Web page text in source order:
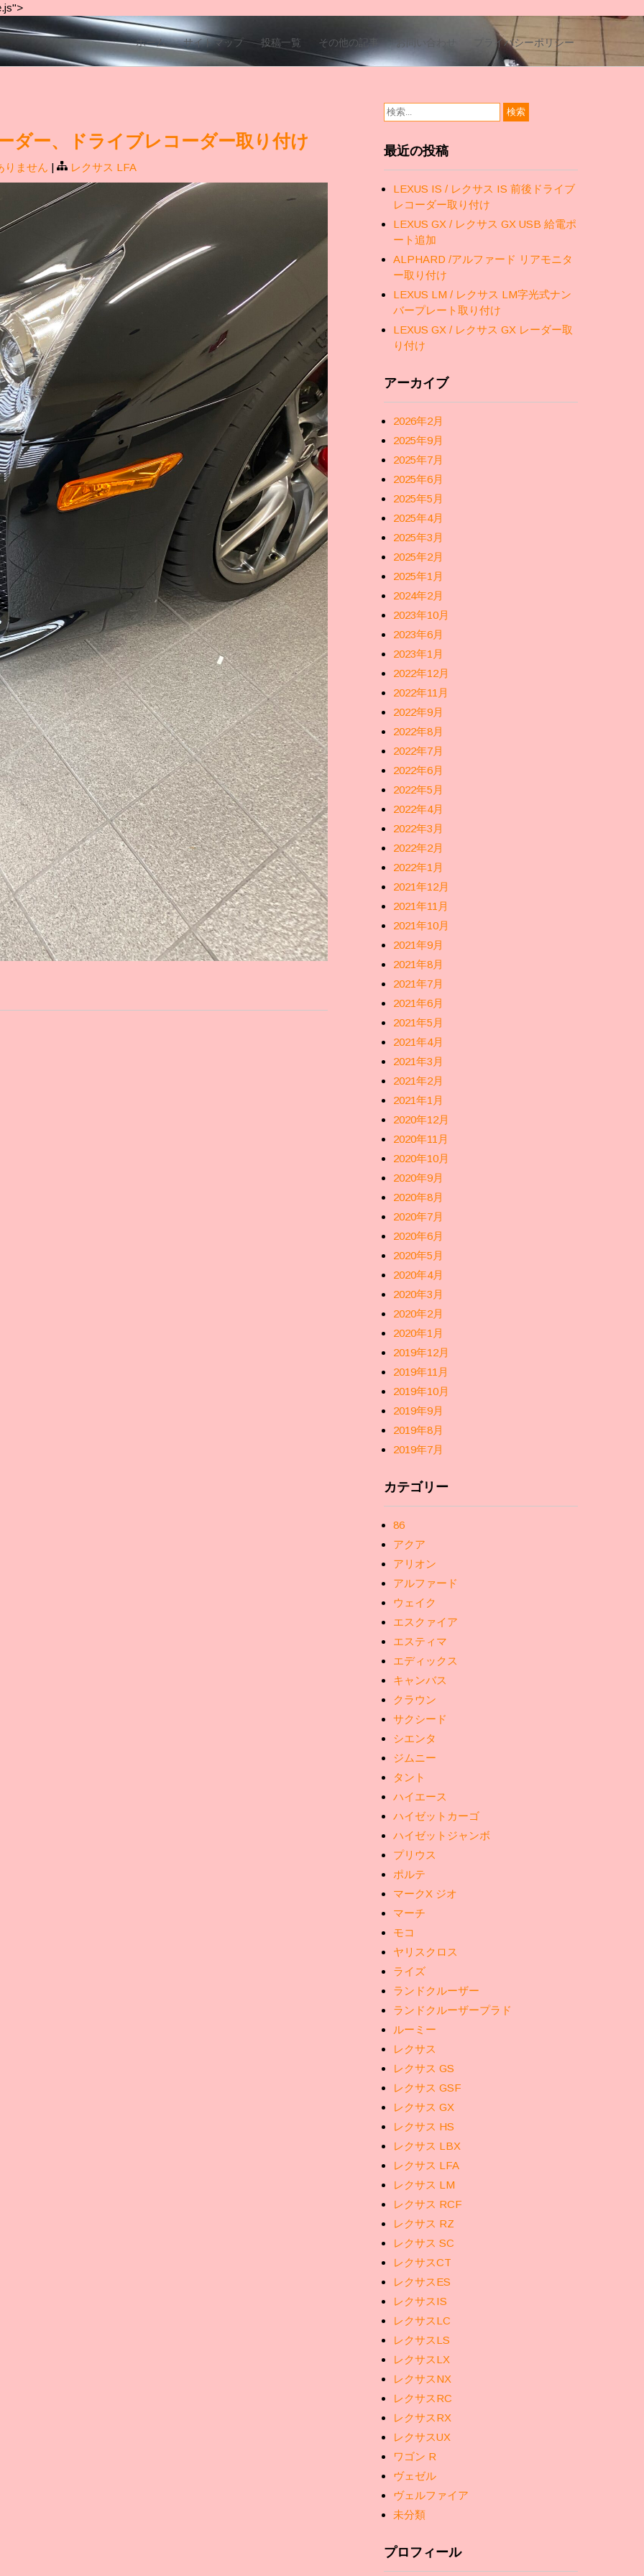
ホーム サイトマップ 投稿一覧 その他の記事 お問い合わせ プライバシーポリシー
ダー、ドライブレコーダー取り付け
りません | レクサス LFA
最近の投稿
LEXUS IS / レクサス IS 前後ドライブ
レコーダー取り付け
LEXUS GX / レクサス GX USB 給電ポ
ート追加
ALPHARD /アルファード リアモニタ
ー取り付け
LEXUS LM / レクサス LM字光式ナン
バープレート取り付け
LEXUS GX / レクサス GX レーダー取
り付け
アーカイブ
2026年2月
2025年9月
2025年7月
2025年6月
2025年5月
2025年4月
2025年3月
2025年2月
2025年1月
2024年2月
2023年10月
2023年6月
2023年1月
2022年12月
2022年11月
2022年9月
2022年8月
2022年7月
2022年6月
2022年5月
2022年4月
2022年3月
2022年2月
2022年1月
2021年12月
2021年11月
2021年10月
2021年9月
2021年8月
2021年7月
2021年6月
2021年5月
2021年4月
2021年3月
2021年2月
2021年1月
2020年12月
2020年11月
2020年10月
2020年9月
2020年8月
2020年7月
2020年6月
2020年5月
2020年4月
2020年3月
2020年2月
2020年1月
2019年12月
2019年11月
2019年10月
2019年9月
2019年8月
2019年7月
カテゴリー
86
アクア
アリオン
アルファード
ウェイク
エスクァイア
エスティマ
エディックス
キャンバス
クラウン
サクシード
シエンタ
ジムニー
タント
ハイエース
ハイゼットカーゴ
ハイゼットジャンボ
プリウス
ポルテ
マークX ジオ
マーチ
モコ
ヤリスクロス
ライズ
ランドクルーザー
ランドクルーザープラド
ルーミー
レクサス
レクサス GS
レクサス GSF
レクサス GX
レクサス HS
レクサス LBX
レクサス LFA
レクサス LM
レクサス RCF
レクサス RZ
レクサス SC
レクサスCT
レクサスES
レクサスIS
レクサスLC
レクサスLS
レクサスLX
レクサスNX
レクサスRC
レクサスRX
レクサスUX
ワゴン R
ヴェゼル
ヴェルファイア
未分類
プロフィール